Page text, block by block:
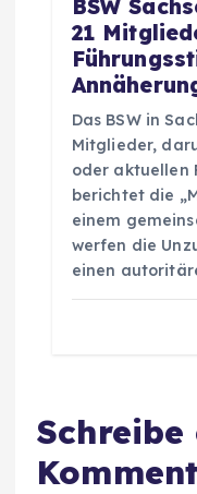
BSW
21
Das BSW in
Mitglieder,
oder aktuellen
berichtet die
einem
werfen die
einen
Schreibe